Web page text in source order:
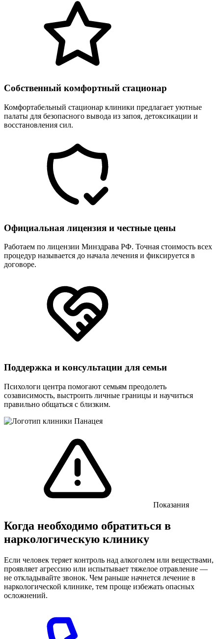
Собственный комфортный стационар
Комфортабельный стационар клиники предлагает уютные
палаты для безопасного вывода из запоя, детоксикации и
восстановления сил.
Официальная лицензия и честные цены
Работаем по лицензии Минздрава РФ. Точная стоимость всех
процедур называется до начала лечения и фиксируется в
договоре.
Поддержка и консультации для семьи
Психологи центра помогают семьям преодолеть
созависимость, выстроить личные границы и научиться
правильно общаться с близким.
Показания
Когда необходимо обратиться в
наркологическую клинику
Если человек теряет контроль над алкоголем или веществами,
проявляет агрессию или испытывает тяжелое отравление —
не откладывайте звонок. Чем раньше начнется лечение в
наркологической клинике, тем проще избежать опасных
осложнений.